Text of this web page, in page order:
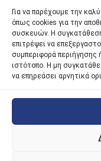
Για να παρέχουμε την
όπως cookies για την
συσκευών. Η
επιτρέψει να
συμπεριφορά περιήγησης
ιστότοπο. Η μη
να επηρεάσει αρνητικά
15.00. Η εξυπηρέτηση
παγίων ισχυουσών
εντός του εσωτερικού
κοινού, η εξυπηρέτησή
προγραμματισμένου
| iky.gr |
Designed and